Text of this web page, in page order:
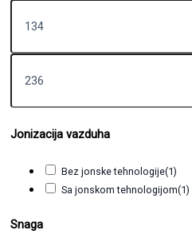
Jonizacija vazduha
Bez jonske tehnologije(1)
Sa jonskom tehnologijom(1)
Snaga